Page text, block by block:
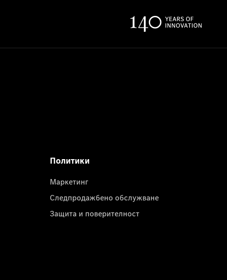
Политики
Маркетинг
Следпродажбено обслужване
Защита и поверителност